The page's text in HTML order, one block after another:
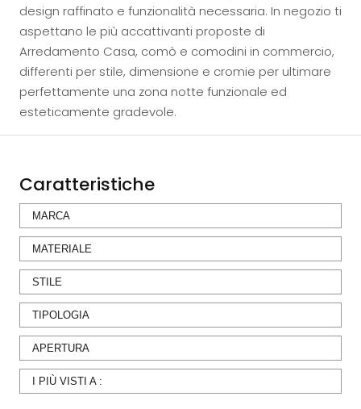
design raffinato e funzionalità necessaria. In negozio ti
aspettano le più accattivanti proposte di
Arredamento Casa, comò e comodini in commercio,
differenti per stile, dimensione e cromie per ultimare
perfettamente una zona notte funzionale ed
esteticamente gradevole.
Caratteristiche
MARCA
MATERIALE
STILE
TIPOLOGIA
APERTURA
I PIÙ VISTI A :